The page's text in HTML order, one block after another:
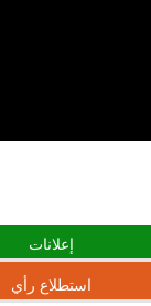
إعلانات
استطلاع رأي